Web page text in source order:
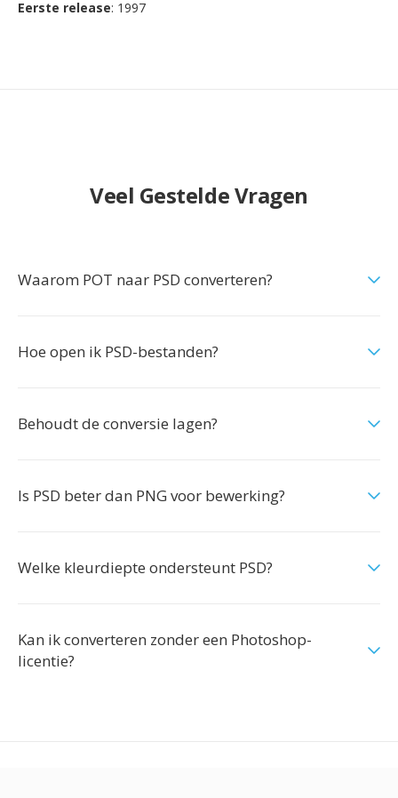
Eerste release: 1997
Veel Gestelde Vragen
Waarom POT naar PSD converteren?
Hoe open ik PSD-bestanden?
Behoudt de conversie lagen?
Is PSD beter dan PNG voor bewerking?
Welke kleurdiepte ondersteunt PSD?
Kan ik converteren zonder een Photoshop-
licentie?